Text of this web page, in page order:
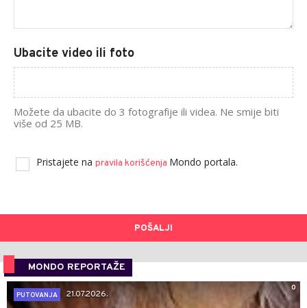
Ubacite video ili foto
Možete da ubacite do 3 fotografije ili videa. Ne smije biti
više od 25 MB.
Pristajete na pravila korišćenja Mondo portala.
POŠALJI
MONDO REPORTAŽE
0
PUTOVANJA
21.07.2026.